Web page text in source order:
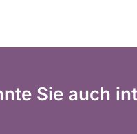
Sie auch